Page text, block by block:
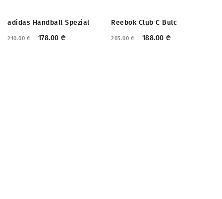
adidas Handball Spezial
210.00₾ 178.00 ₾
Reebok Club C Bulc
205.00₾ 188.00 ₾